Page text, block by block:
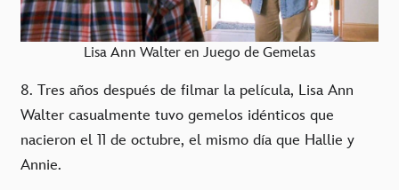
Lisa Ann Walter en Juego de Gemelas
8. Tres años después de filmar la película, Lisa Ann
Walter casualmente tuvo gemelos idénticos que
nacieron el 11 de octubre, el mismo día que Hallie y
Annie.